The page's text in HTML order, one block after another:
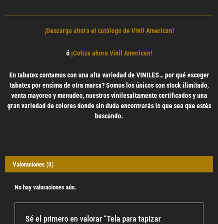
¡Descarga ahora el catálogo de Vinil American!
ó ¡Cotiza ahora Vinil American!
En tabatex contamos con una alta variedad de VINILES… por qué escoger
tabatex por encima de otra marca? Somos los únicos con stock ilimitado,
venta mayoreo y menudeo, nuestros vinilesaltamente certificados y una
gran variedad de colores donde sin duda encontrarás lo que sea que estés
buscando.
Valoraciones (0)
No hay valoraciones aún.
Sé el primero en valorar “Tela para tapizar